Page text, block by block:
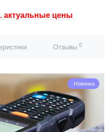
актуальные цены
Отзывы 0
Новинка